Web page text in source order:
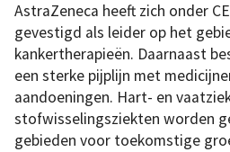
AstraZeneca heeft zich onder
gevestigd als leider op het
kankertherapieën. Daarnaast
een sterke pijplijn met
aandoeningen. Hart- en
stofwisselingsziekten worden
gebieden voor toekomstige